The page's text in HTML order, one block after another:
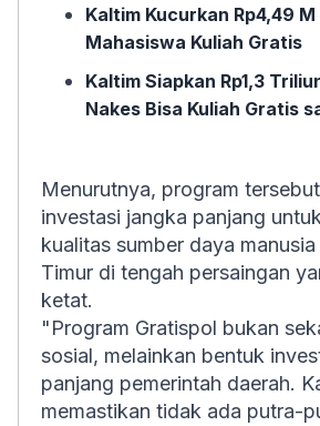
Kaltim Kucurkan Rp4,49
Mahasiswa Kuliah Gratis
Kaltim Siapkan Rp1,3
Nakes Bisa Kuliah Gratis
Menurutnya, program
investasi jangka panjang
kualitas sumber daya
Timur di tengah persaingan
ketat.
"Program Gratispol bukan
sosial, melainkan bentuk
panjang pemerintah daerah.
memastikan tidak ada putra-